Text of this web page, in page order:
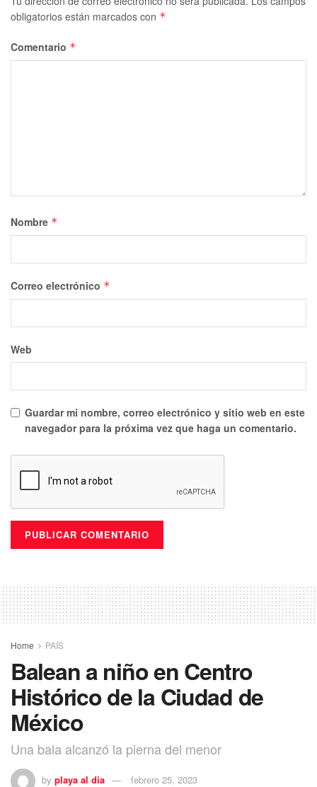
obligatorios están marcados con *
Comentario *
Nombre *
Correo electrónico *
Web
Guardar mi nombre, correo electrónico y sitio web en este
navegador para la próxima vez que haga un comentario.
Home PAÍS
Balean a niño en Centro
Histórico de la Ciudad de
México
Una bala alcanzó la pierna del menor
by playa al dia febrero 25, 2023